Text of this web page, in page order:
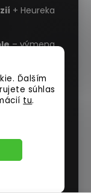
Ďalším
súhlas
tu.
+ Heureka
– výmena
Watch,
najvyššiu